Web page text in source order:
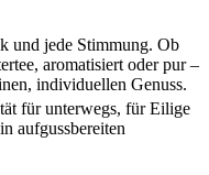
und jede Stimmung. Ob
aromatisiert oder pur –
individuellen Genuss.
für unterwegs, für Eilige
aufgussbereiten